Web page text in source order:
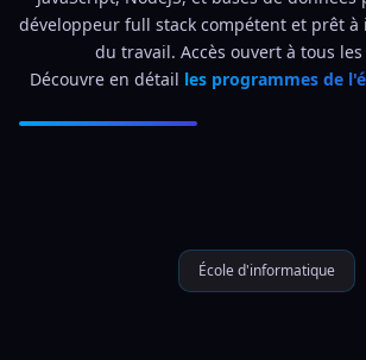
développeur full stack compétent et prêt
du travail. Accès ouvert à tous
Découvre en détail les programmes de
École d'informatique